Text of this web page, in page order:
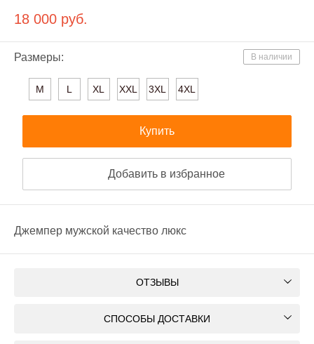
18 000 руб.
В наличии
Размеры:
M L XL XXL 3XL 4XL
Купить
Добавить в избранное
Джемпер мужской качество люкс
ОТЗЫВЫ
СПОСОБЫ ДОСТАВКИ